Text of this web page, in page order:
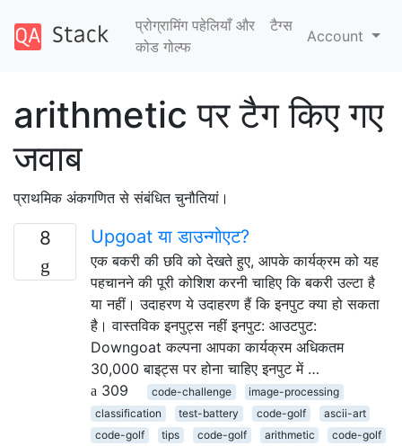
प्रोग्रामिंग पहेलियाँ और
कोड गोल्फ
टैग्‍स
Account
arithmetic पर टैग किए गए
जवाब
प्राथमिक अंकगणित से संबंधित चुनौतियां।
8 Upgoat या डाउन्गोएट?
एक बकरी की छवि को देखते हुए, आपके कार्यक्रम को यह
पहचानने की पूरी कोशिश करनी चाहिए कि बकरी उल्टा है
या नहीं। उदाहरण ये उदाहरण हैं कि इनपुट क्या हो सकता
है। वास्तविक इनपुट्स नहीं इनपुट: आउटपुट:
Downgoat कल्पना आपका कार्यक्रम अधिकतम
30,000 बाइट्स पर होना चाहिए इनपुट में …
309
code-challenge
image-processing
classification
test-battery code-golf
ascii-art
code-golf
tips code-golf arithmetic
code-golf